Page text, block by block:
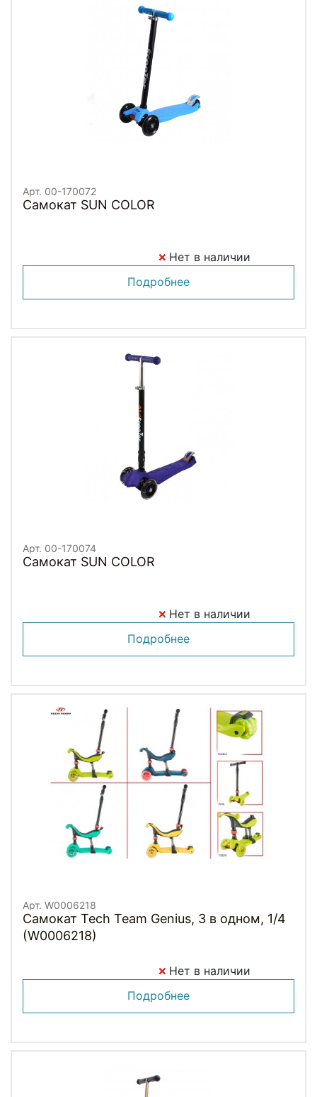
Арт. 00-170072
Самокат SUN COLOR
Нет в наличии
Подробнее
Арт. 00-170074
Самокат SUN COLOR
Нет в наличии
Подробнее
Арт. W0006218
Самокат Tech Team Genius, 3 в одном, 1/4
(W0006218)
Нет в наличии
Подробнее